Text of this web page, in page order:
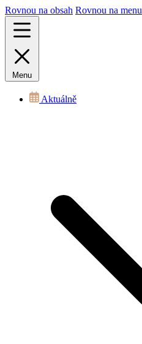
Rovnou na obsah Rovnou na menu
Menu
Aktuálně